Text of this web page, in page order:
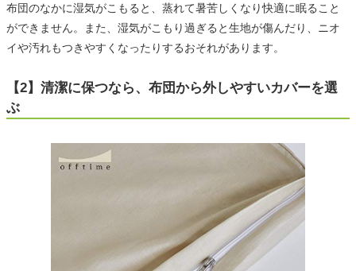
布団のなかに湿気がこもると、蒸れて暑苦しくなり快適に眠ること
ができません。また、湿気がこもり過ぎると生地が傷んだり、ニオ
イや汚れもつきやすくなったりするおそれがあります。
【2】清潔に保つなら、布団から外しやすいカバーを選
ぶ